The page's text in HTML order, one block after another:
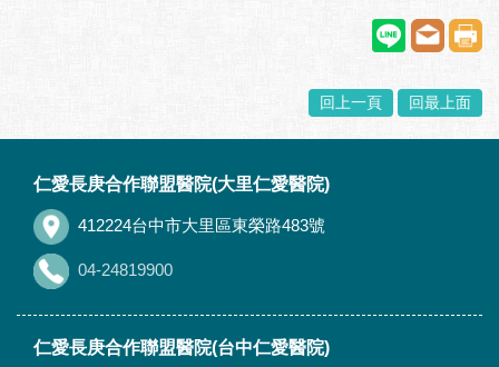
回上一頁 回最上面
仁愛長庚合作聯盟醫院(大里仁愛醫院)
412224台中市大里區東榮路483號
04-24819900
仁愛長庚合作聯盟醫院(台中仁愛醫院)